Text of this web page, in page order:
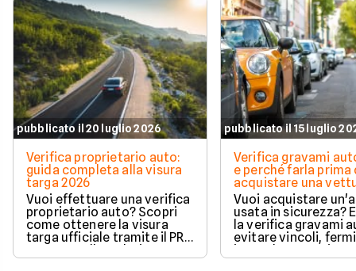
pubblicato il 20 luglio 2026
Verifica proprietario auto:
guida completa alla visura
targa 2026
Vuoi effettuare una verifica
proprietario auto? Scopri
come ottenere la visura
targa ufficiale tramite il PRA
per controllare dati e
vincoli in totale sicurezza.
pubblicato il 15 luglio
Verifica gravami
e perché farla prima
acquistare una
Vuoi acquistare
usata in sicurezza?
la verifica gravami
evitare vincoli,
ipoteche. Scopri
tutelare il tuo